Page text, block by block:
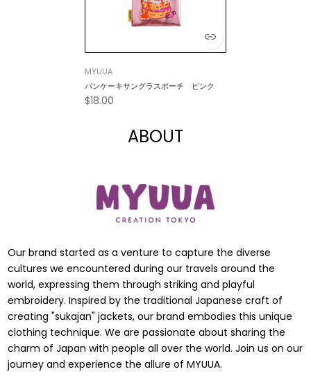
MYUUA
パンケーキサングラスポーチ ピンク
$18.00
ABOUT
Our brand started as a venture to capture the diverse
cultures we encountered during our travels around the
world, expressing them through striking and playful
embroidery. Inspired by the traditional Japanese craft of
creating "sukajan" jackets, our brand embodies this unique
clothing technique. We are passionate about sharing the
charm of Japan with people all over the world. Join us on our
journey and experience the allure of MYUUA.